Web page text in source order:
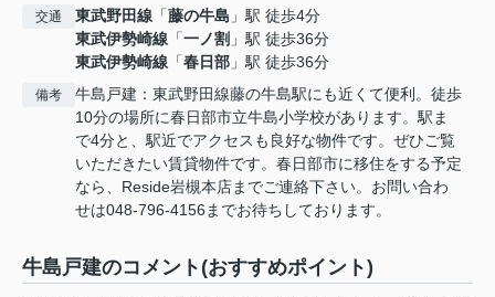
交通 東武野田線 「藤の牛島 」駅 徒歩4分
東武伊勢崎線 「一ノ割 」駅 徒歩36分
東武伊勢崎線 「春日部 」駅 徒歩36分
備考
牛島戸建：東武野田線藤の牛島駅にも近くて便利。徒歩
10分の場所に春日部市立牛島小学校があります。駅ま
で4分と、駅近でアクセスも良好な物件です。ぜひご覧
いただきたい賃貸物件です。春日部市に移住をする予定
なら、Reside岩槻本店までご連絡下さい。お問い合わ
せは048-796-4156までお待ちしております。
牛島戸建のコメント(おすすめポイント)